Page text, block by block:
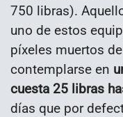
750 libras).
uno de estos
píxeles muertos
contemplarse en
cuesta 25 libras
días que por